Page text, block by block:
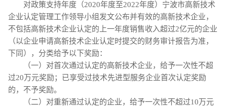
对政策支持年度（2020年度至2022年度）宁波市高新技术
企业认定管理工作领导小组发文公布并有效的高新技术企业，
不包括高新技术企业认定的上一年度销售收入超过2亿元的企业
（以企业申请高新技术企业认定时提交的财务审计报告为准，
下同），分类给予以下奖励：
（一）对首次通过认定的高新技术企业，给予一次性不超
过20万元奖励；已享受过技术先进型服务企业首次认定奖励
的，不予奖励。
（二）对重新通过认定的企业，给予一次性不超过10万元